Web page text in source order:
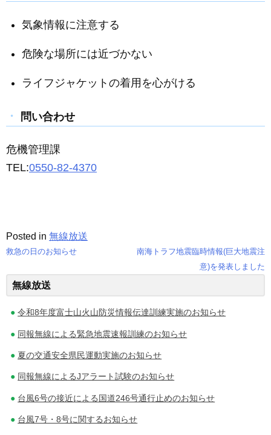
気象情報に注意する
危険な場所には近づかない
ライフジャケットの着用を心がける
問い合わせ
危機管理課
TEL:0550-82-4370
Posted in 無線放送
稿
ナ
ビ
ゲ
ー
シ
ョ
救急の日のお知らせ
南海トラフ地震臨時情報(巨大地震注
意)を発表しました
無線放送
令和8年度富士山火山防災情報伝達訓練実施のお知らせ
同報無線による緊急地震速報訓練のお知らせ
夏の交通安全県民運動実施のお知らせ
同報無線によるJアラート試験のお知らせ
台風6号の接近による国道246号通行止めのお知らせ
台風7号・8号に関するお知らせ